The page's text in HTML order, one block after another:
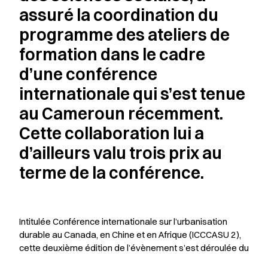
assuré la coordination du
programme des ateliers de
formation dans le cadre
d’une conférence
internationale qui s’est tenue
au Cameroun récemment.
Cette collaboration lui a
d’ailleurs valu trois prix au
terme de la conférence.
Intitulée Conférence internationale sur l’urbanisation
durable au Canada, en Chine et en Afrique (ICCCASU 2),
cette deuxième édition de l’évènement s’est déroulée du